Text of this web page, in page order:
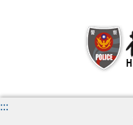
:::